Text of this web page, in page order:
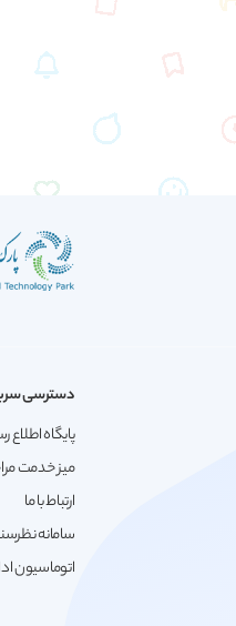
دسترسی
پایگاه اطلاع
میز خدمت
ارتباط با ما
سامانه
اتوماسیون